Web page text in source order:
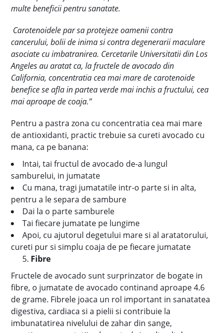
multe beneficii pentru sanatate.
Carotenoidele par sa protejeze oamenii contra
cancerului, bolii de inima si contra degenerarii maculare
asociate cu imbatranirea. Cercetarile Universitatii din Los
Angeles au aratat ca, la fructele de avocado din
California, concentratia cea mai mare de carotenoide
benefice se afla in partea verde mai inchis a fructului, cea
mai aproape de coaja.”
Pentru a pastra zona cu concentratia cea mai mare
de antioxidanti, practic trebuie sa cureti avocado cu
mana, ca pe banana:
Intai, tai fructul de avocado de-a lungul
samburelui, in jumatate
Cu mana, tragi jumatatile intr-o parte si in alta,
pentru a le separa de sambure
Dai la o parte samburele
Tai fiecare jumatate pe lungime
Apoi, cu ajutorul degetului mare si al aratatorului,
cureti pur si simplu coaja de pe fiecare jumatate
Fibre
Fructele de avocado sunt surprinzator de bogate in
fibre, o jumatate de avocado continand aproape 4.6
de grame. Fibrele joaca un rol important in sanatatea
digestiva, cardiaca si a pielii si contribuie la
imbunatatirea nivelului de zahar din sange,